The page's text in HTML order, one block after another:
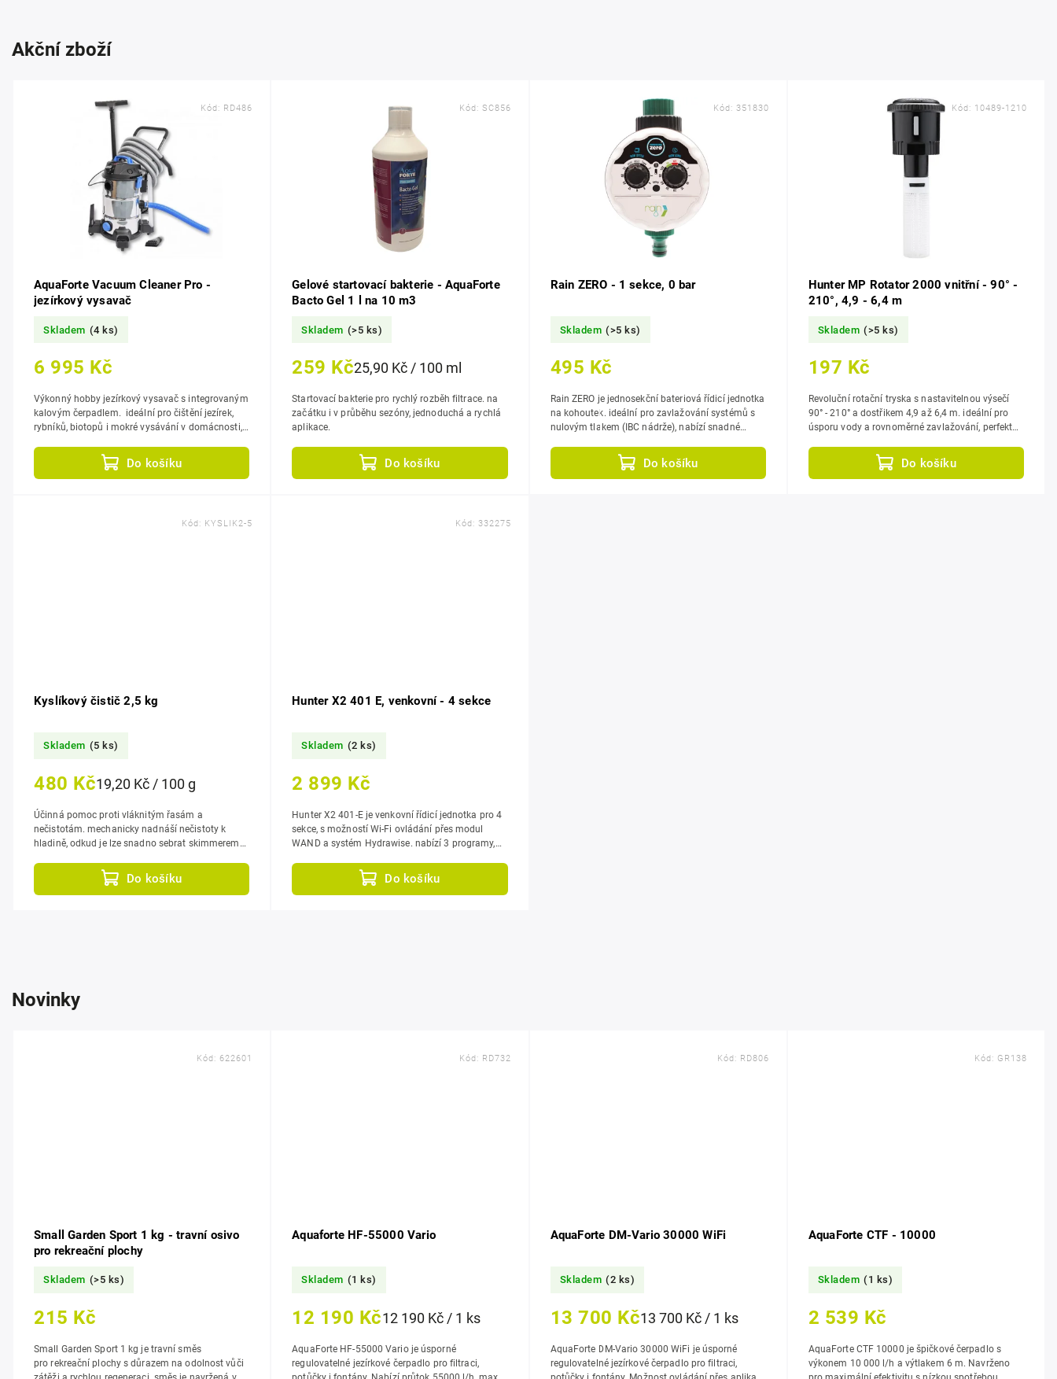
Akční zboží
AquaForte Vacuum Cleaner Pro -
jezírkový vysavač
Skladem (4 ks)
6 995 Kč
Do košíku
Výkonný hobby jezírkový vysavač s integrovaným
kalovým čerpadlem. ideální pro čištění jezírek,
rybníků, biotopů i mokré vysávání v domácnosti,
Kód: RD486
Gelové startovací bakterie - AquaForte
Bacto Gel 1 l na 10 m3
Skladem (>5 ks)
259 Kč25,90 Kč / 100 ml
Do košíku
Startovací bakterie pro rychlý rozběh filtrace. na
začátku i v průběhu sezóny, jednoduchá a rychlá
aplikace.
Kód: SC856
Rain ZERO - 1 sekce, 0 bar
Skladem (>5 ks)
495 Kč
Do košíku
Rain ZERO je jednosekční bateriová řídicí jednotka
na kohoutek. ideální pro zavlažování systémů s
nulovým tlakem (IBC nádrže), nabízí snadné
Kód: 351830
Hunter MP Rotator 2000 vnitřní - 90° -
210°, 4,9 - 6,4 m
Skladem (>5 ks)
197 Kč
Do košíku
Revoluční rotační tryska s nastavitelnou výsečí
90° - 210° a dostřikem 4,9 až 6,4 m. ideální pro
úsporu vody a rovnoměrné zavlažování, perfektní
Kód: 10489-1210
Kyslíkový čistič 2,5 kg
Skladem (5 ks)
480 Kč19,20 Kč / 100 g
Do košíku
Účinná pomoc proti vláknitým řasám a
nečistotám. mechanicky nadnáší nečistoty k
hladině, odkud je lze snadno sebrat skimmerem
Kód: KYSLIK2-5
Hunter X2 401 E, venkovní - 4 sekce
Skladem (2 ks)
2 899 Kč
Do košíku
Hunter X2 401-E je venkovní řídicí jednotka pro 4
sekce, s možností Wi-Fi ovládání přes modul
WAND a systém Hydrawise. nabízí 3 programy,
Kód: 332275
Novinky
Small Garden Sport 1 kg - travní osivo
pro rekreační plochy
Skladem (>5 ks)
215 Kč
Small Garden Sport 1 kg je travní směs
pro rekreační plochy s důrazem na odolnost vůči
Kód:622601
Aquaforte HF-55000 Vario
Skladem (1 ks)
12 190 Kč12 190 Kč / 1 ks
AquaForte HF-55000 Vario je úsporné
regulovatelné jezírkové čerpadlo pro filtraci,
Kód: RD732
AquaForte DM-Vario 30000 WiFi
Skladem (2 ks)
13 700 Kč13 700 Kč / 1 ks
AquaForte DM-Vario 30000 WiFi je úsporné
regulovatelné jezírkové čerpadlo pro filtraci,
Kód: RD806
AquaForte CTF - 10000
Skladem (1 ks)
2 539 Kč
AquaForte CTF 10000 je špičkové čerpadlo s
výkonem 10 000 l/h a výtlakem 6 m. Navrženo
Kód: GR138